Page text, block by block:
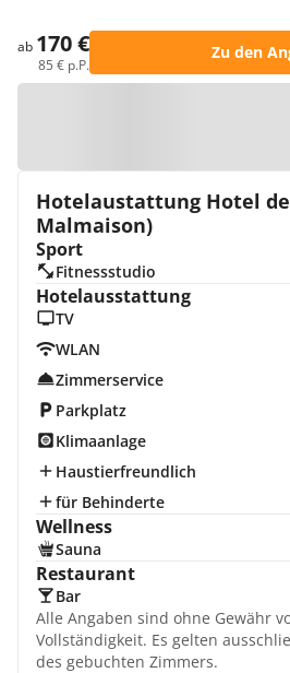
ab 170 €
85 € p.P.
Zu den
Hotelaustattung Hotel
Malmaison)
Sport
Fitnessstudio
Hotelausstattung
TV
WLAN
Zimmerservice
Parkplatz
Klimaanlage
Haustierfreundlich
für Behinderte
Wellness
Sauna
Restaurant
Bar
Alle Angaben sind ohne Gewähr
Vollständigkeit. Es gelten
des gebuchten Zimmers.